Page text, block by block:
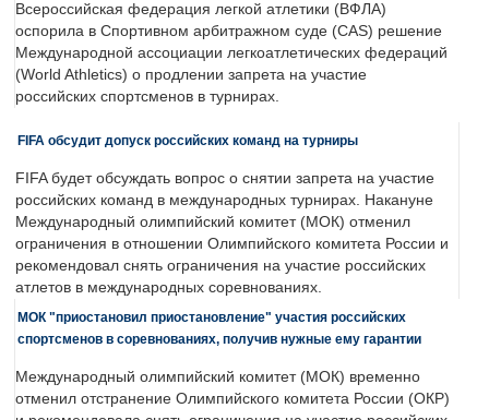
Всероссийская федерация легкой атлетики (ВФЛА)
оспорила в Спортивном арбитражном суде (CAS) решение
Международной ассоциации легкоатлетических федераций
(World Athletics) о продлении запрета на участие
российских спортсменов в турнирах.
FIFA обсудит допуск российских команд на турниры
FIFA будет обсуждать вопрос о снятии запрета на участие
российских команд в международных турнирах. Накануне
Международный олимпийский комитет (МОК) отменил
ограничения в отношении Олимпийского комитета России и
рекомендовал снять ограничения на участие российских
атлетов в международных соревнованиях.
МОК "приостановил приостановление" участия российских
спортсменов в соревнованиях, получив нужные ему гарантии
Международный олимпийский комитет (МОК) временно
отменил отстранение Олимпийского комитета России (ОКР)